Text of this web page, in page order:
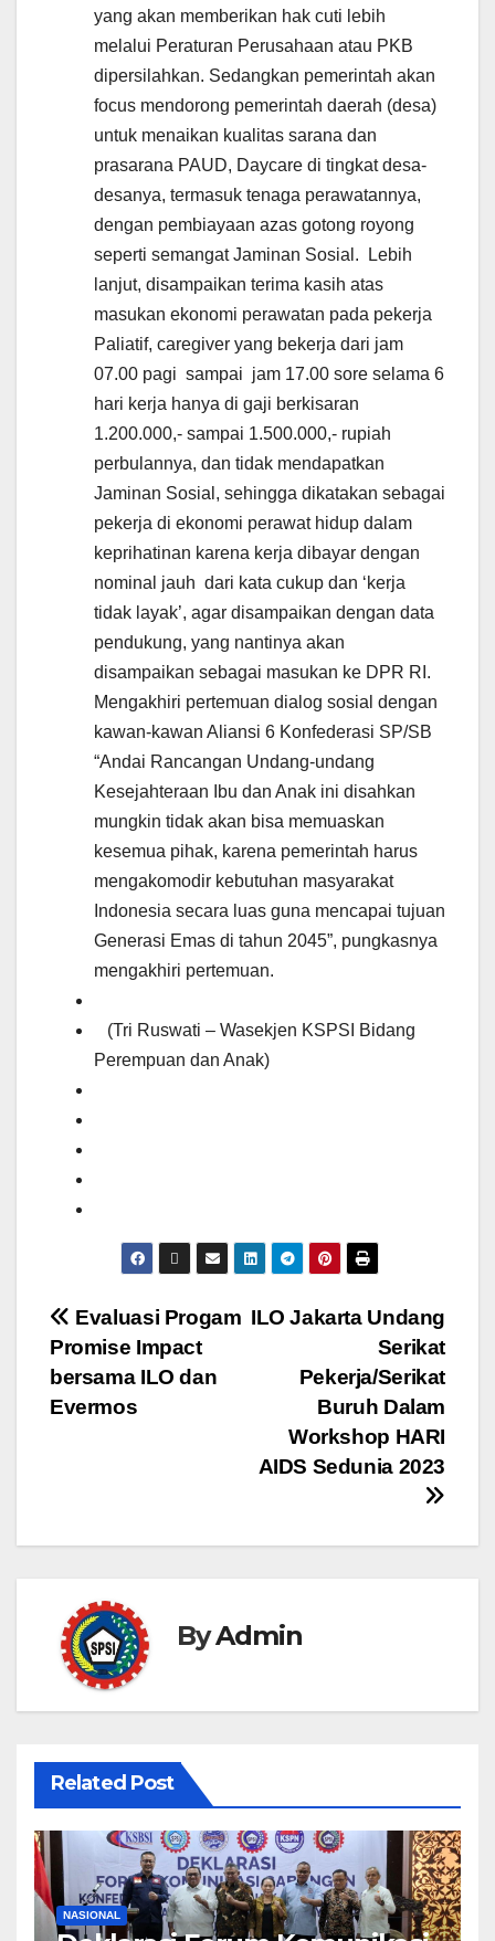
yang akan memberikan hak cuti lebih
melalui Peraturan Perusahaan atau PKB
dipersilahkan. Sedangkan pemerintah akan
focus mendorong pemerintah daerah (desa)
untuk menaikan kualitas sarana dan
prasarana PAUD, Daycare di tingkat desa-
desanya, termasuk tenaga perawatannya,
dengan pembiayaan azas gotong royong
seperti semangat Jaminan Sosial. Lebih
lanjut, disampaikan terima kasih atas
masukan ekonomi perawatan pada pekerja
Paliatif, caregiver yang bekerja dari jam
07.00 pagi sampai jam 17.00 sore selama 6
hari kerja hanya di gaji berkisaran
1.200.000,- sampai 1.500.000,- rupiah
perbulannya, dan tidak mendapatkan
Jaminan Sosial, sehingga dikatakan sebagai
pekerja di ekonomi perawat hidup dalam
keprihatinan karena kerja dibayar dengan
nominal jauh dari kata cukup dan ‘kerja
tidak layak’, agar disampaikan dengan data
pendukung, yang nantinya akan
disampaikan sebagai masukan ke DPR RI.
Mengakhiri pertemuan dialog sosial dengan
kawan-kawan Aliansi 6 Konfederasi SP/SB
“Andai Rancangan Undang-undang
Kesejahteraan Ibu dan Anak ini disahkan
mungkin tidak akan bisa memuaskan
kesemua pihak, karena pemerintah harus
mengakomodir kebutuhan masyarakat
Indonesia secara luas guna mencapai tujuan
Generasi Emas di tahun 2045”, pungkasnya
mengakhiri pertemuan.
(Tri Ruswati – Wasekjen KSPSI Bidang
Perempuan dan Anak)
ILO Jakarta Undang
Serikat
Pekerja/Serikat
Buruh Dalam
Workshop HARI
AIDS Sedunia 2023
Evaluasi Progam
Promise Impact
bersama ILO dan
Evermos
ByAdmin
Related Post
NASIONAL